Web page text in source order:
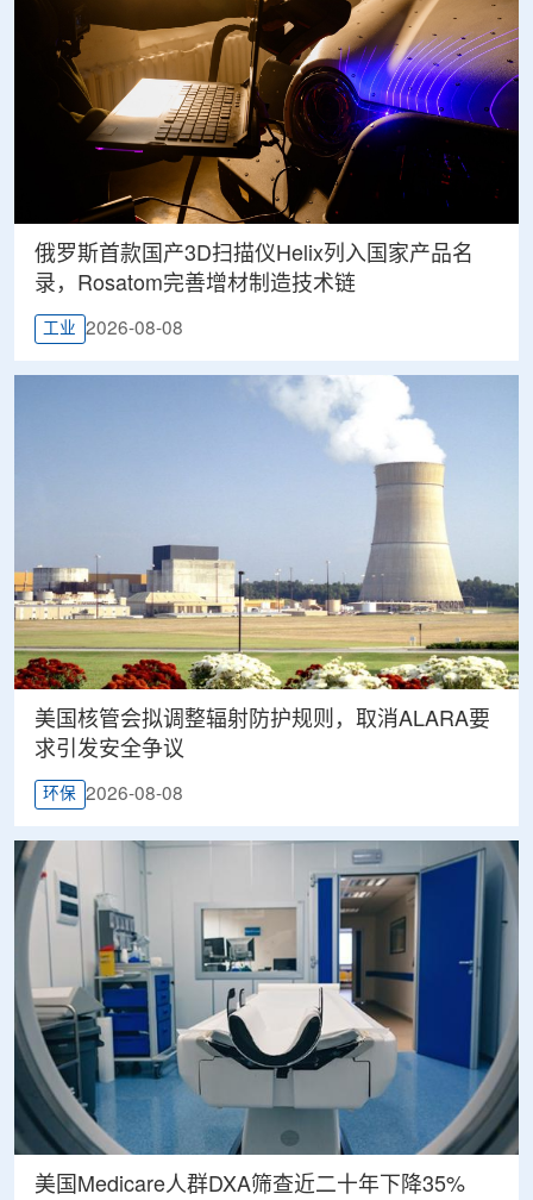
俄罗斯首款国产3D扫描仪Helix列入国家产品名
录，Rosatom完善增材制造技术链
工业 2026-08-08
美国核管会拟调整辐射防护规则，取消ALARA要
求引发安全争议
环保 2026-08-08
美国Medicare人群DXA筛查近二十年下降35%